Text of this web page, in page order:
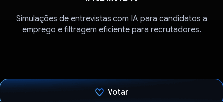
Simulações de entrevistas com IA para candidatos a
emprego e filtragem eficiente para recrutadores.
Votar